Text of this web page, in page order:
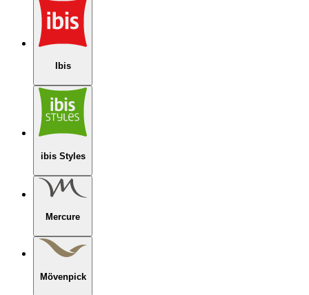
Ibis
ibis Styles
Mercure
Mövenpick